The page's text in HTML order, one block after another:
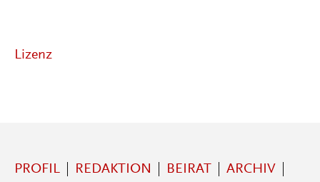
Lizenz
PROFIL REDAKTION BEIRAT
ARCHIV